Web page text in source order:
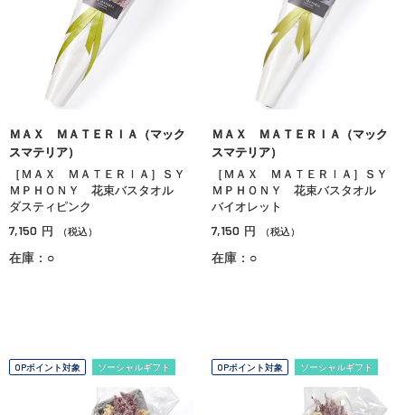
ＭＡＸ ＭＡＴＥＲＩＡ（マック
スマテリア）
［ＭＡＸ ＭＡＴＥＲＩＡ］ＳＹ
ＭＰＨＯＮＹ 花束バスタオル
ダスティピンク
7,150 円 （税込）
在庫：○
ＭＡＸ ＭＡＴＥＲＩＡ（マック
スマテリア）
［ＭＡＸ ＭＡＴＥＲＩＡ］ＳＹ
ＭＰＨＯＮＹ 花束バスタオル
バイオレット
7,150 円 （税込）
在庫：○
OPポイント対象 ソーシャルギフト OPポイント対象 ソーシャルギフト